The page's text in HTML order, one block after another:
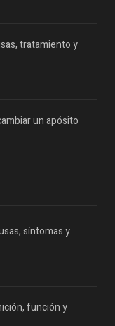
tratamiento y
un apósito
síntomas y
función y